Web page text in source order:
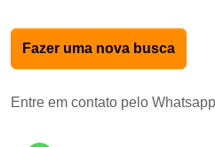
Fazer uma nova busca
Entre em contato pelo